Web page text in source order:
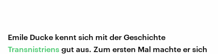
Emile Ducke kennt sich mit der Geschichte
Transnistriens gut aus. Zum ersten Mal machte er sich